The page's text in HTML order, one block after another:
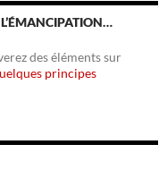
des éléments sur
principes